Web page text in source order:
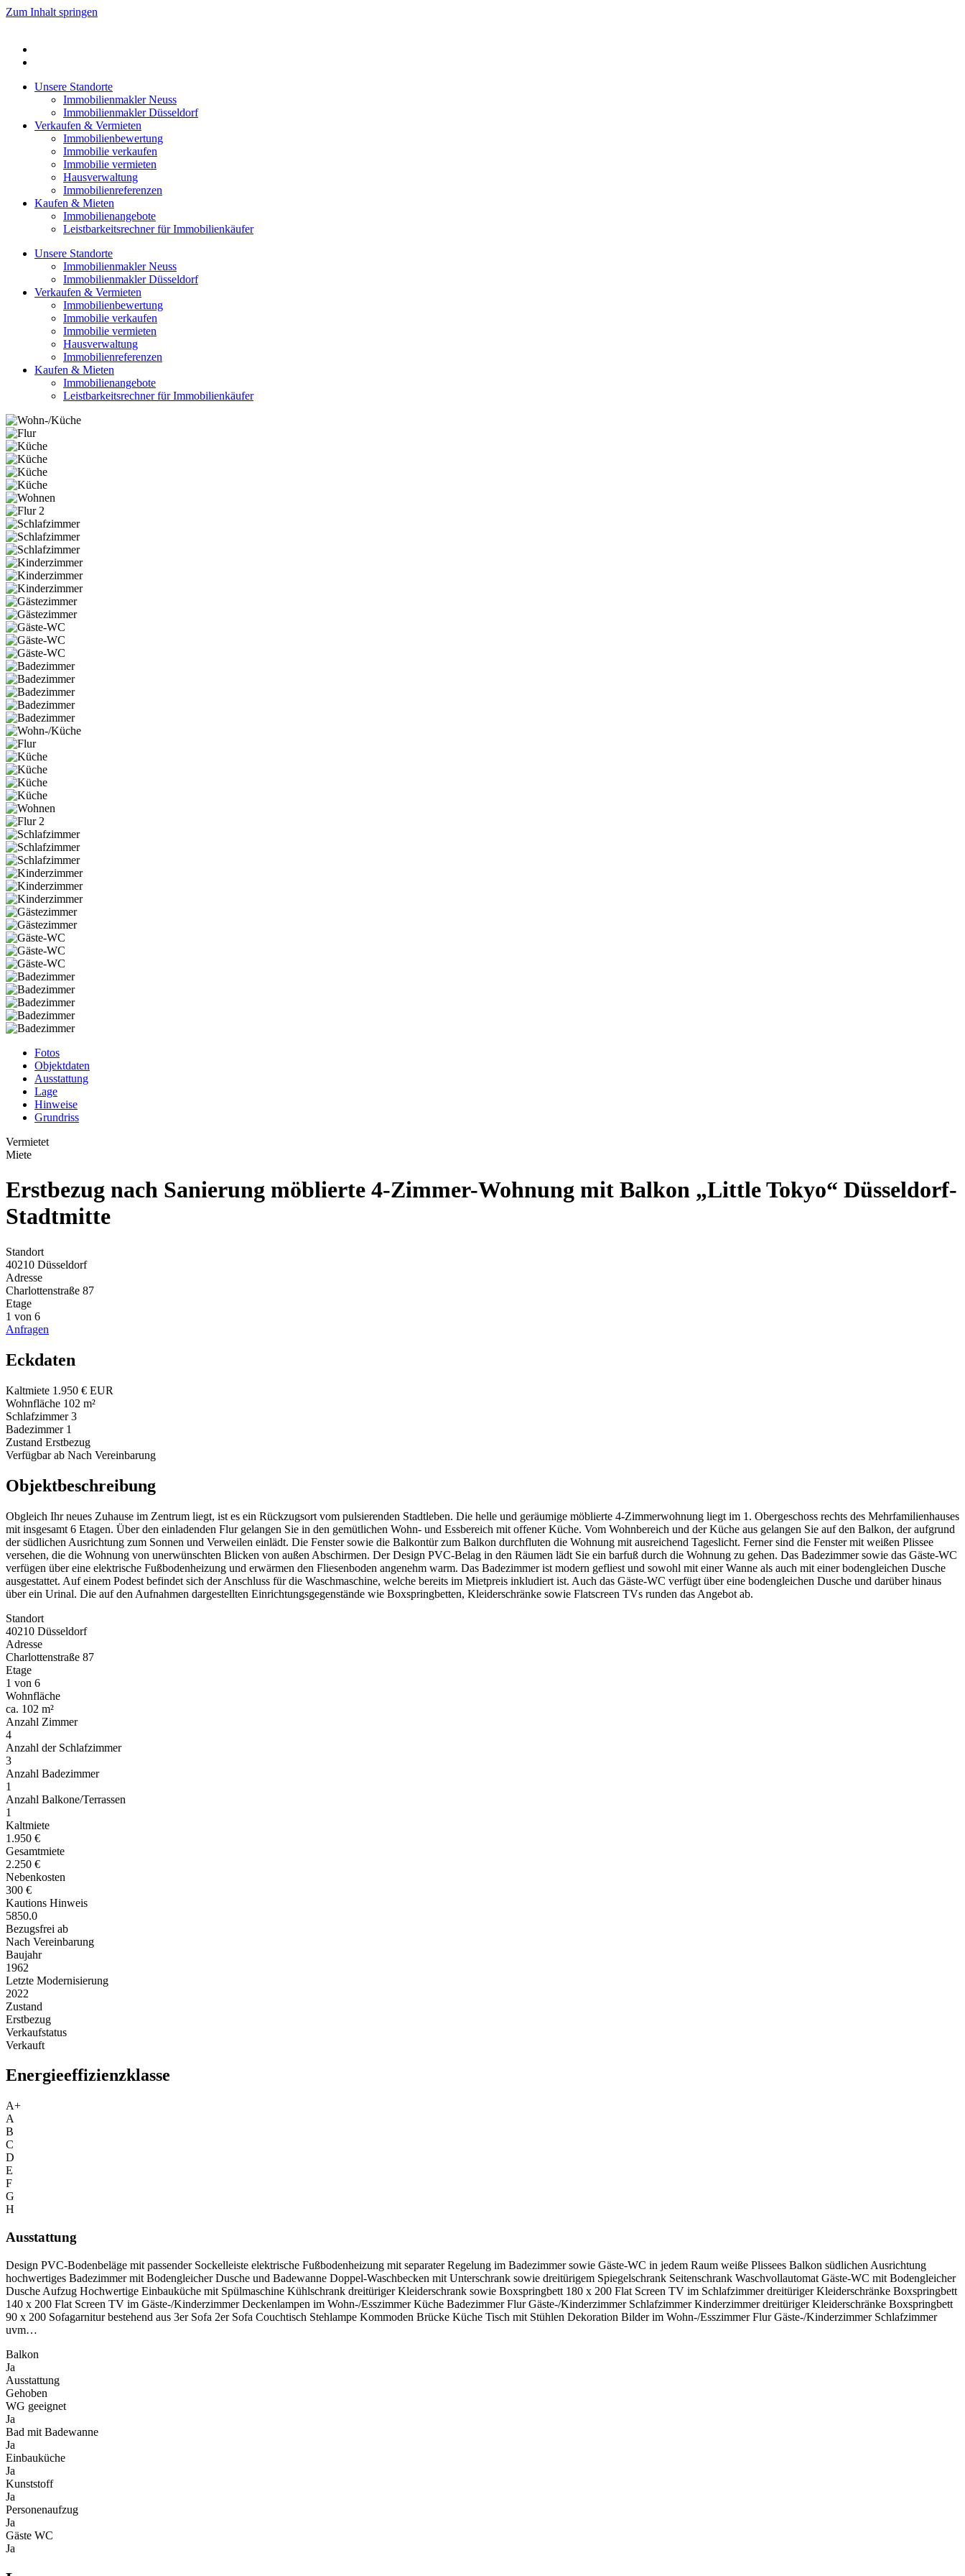
Zum Inhalt springen
Unsere Standorte
Immobilienmakler Neuss
Immobilienmakler Düsseldorf
Verkaufen & Vermieten
Immobilienbewertung
Immobilie verkaufen
Immobilie vermieten
Hausverwaltung
Immobilienreferenzen
Kaufen & Mieten
Immobilienangebote
Leistbarkeitsrechner für Immobilienkäufer
Unsere Standorte
Immobilienmakler Neuss
Immobilienmakler Düsseldorf
Verkaufen & Vermieten
Immobilienbewertung
Immobilie verkaufen
Immobilie vermieten
Hausverwaltung
Immobilienreferenzen
Kaufen & Mieten
Immobilienangebote
Leistbarkeitsrechner für Immobilienkäufer
Fotos
Objektdaten
Ausstattung
Lage
Hinweise
Grundriss
Vermietet
Miete
Erstbezug nach Sanierung möblierte 4-Zimmer-Wohnung mit Balkon „Little Tokyo“ Düsseldorf-
Stadtmitte
Standort
40210 Düsseldorf
Adresse
Charlottenstraße 87
Etage
1 von 6
Anfragen
Eckdaten
Kaltmiete 1.950 € EUR
Wohnfläche 102 m²
Schlafzimmer 3
Badezimmer 1
Zustand Erstbezug
Verfügbar ab Nach Vereinbarung
Objektbeschreibung
Obgleich Ihr neues Zuhause im Zentrum liegt, ist es ein Rückzugsort vom pulsierenden Stadtleben. Die helle und geräumige möblierte 4-Zimmerwohnung liegt im 1. Obergeschoss rechts des Mehrfamilienhauses
mit insgesamt 6 Etagen. Über den einladenden Flur gelangen Sie in den gemütlichen Wohn- und Essbereich mit offener Küche. Vom Wohnbereich und der Küche aus gelangen Sie auf den Balkon, der aufgrund
der südlichen Ausrichtung zum Sonnen und Verweilen einlädt. Die Fenster sowie die Balkontür zum Balkon durchfluten die Wohnung mit ausreichend Tageslicht. Ferner sind die Fenster mit weißen Plissee
versehen, die die Wohnung von unerwünschten Blicken von außen Abschirmen. Der Design PVC-Belag in den Räumen lädt Sie ein barfuß durch die Wohnung zu gehen. Das Badezimmer sowie das Gäste-WC
verfügen über eine elektrische Fußbodenheizung und erwärmen den Fliesenboden angenehm warm. Das Badezimmer ist modern gefliest und sowohl mit einer Wanne als auch mit einer bodengleichen Dusche
ausgestattet. Auf einem Podest befindet sich der Anschluss für die Waschmaschine, welche bereits im Mietpreis inkludiert ist. Auch das Gäste-WC verfügt über eine bodengleichen Dusche und darüber hinaus
über ein Urinal. Die auf den Aufnahmen dargestellten Einrichtungsgegenstände wie Boxspringbetten, Kleiderschränke sowie Flatscreen TVs runden das Angebot ab.
Standort
40210 Düsseldorf
Adresse
Charlottenstraße 87
Etage
1 von 6
Wohnfläche
ca. 102 m²
Anzahl Zimmer
4
Anzahl der Schlafzimmer
3
Anzahl Badezimmer
1
Anzahl Balkone/Terrassen
1
Kaltmiete
1.950 €
Gesamtmiete
2.250 €
Nebenkosten
300 €
Kautions Hinweis
5850.0
Bezugsfrei ab
Nach Vereinbarung
Baujahr
1962
Letzte Modernisierung
2022
Zustand
Erstbezug
Verkaufstatus
Verkauft
Energieeffizienzklasse
A+
A
B
C
D
E
F
G
H
Ausstattung
Design PVC-Bodenbeläge mit passender Sockelleiste elektrische Fußbodenheizung mit separater Regelung im Badezimmer sowie Gäste-WC in jedem Raum weiße Plissees Balkon südlichen Ausrichtung
hochwertiges Badezimmer mit Bodengleicher Dusche und Badewanne Doppel-Waschbecken mit Unterschrank sowie dreitürigem Spiegelschrank Seitenschrank Waschvollautomat Gäste-WC mit Bodengleicher
Dusche Aufzug Hochwertige Einbauküche mit Spülmaschine Kühlschrank dreitüriger Kleiderschrank sowie Boxspringbett 180 x 200 Flat Screen TV im Schlafzimmer dreitüriger Kleiderschränke Boxspringbett
140 x 200 Flat Screen TV im Gäste-/Kinderzimmer Deckenlampen im Wohn-/Esszimmer Küche Badezimmer Flur Gäste-/Kinderzimmer Schlafzimmer Kinderzimmer dreitüriger Kleiderschränke Boxspringbett
90 x 200 Sofagarnitur bestehend aus 3er Sofa 2er Sofa Couchtisch Stehlampe Kommoden Brücke Küche Tisch mit Stühlen Dekoration Bilder im Wohn-/Esszimmer Flur Gäste-/Kinderzimmer Schlafzimmer
uvm…
Balkon
Ja
Ausstattung
Gehoben
WG geeignet
Ja
Bad mit Badewanne
Ja
Einbauküche
Ja
Kunststoff
Ja
Personenaufzug
Ja
Gäste WC
Ja